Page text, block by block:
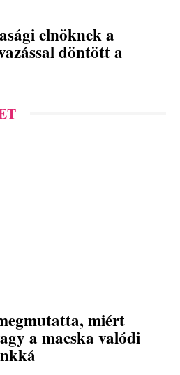
elnöknek a
döntött a
miért
a macska valódi